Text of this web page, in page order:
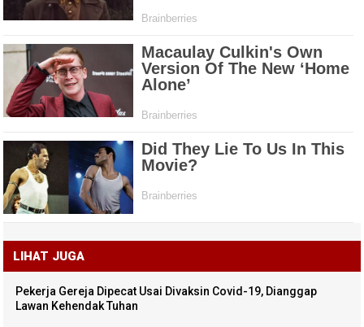
LIHAT JUGA
Pekerja Gereja Dipecat Usai Divaksin Covid-19, Dianggap
Lawan Kehendak Tuhan